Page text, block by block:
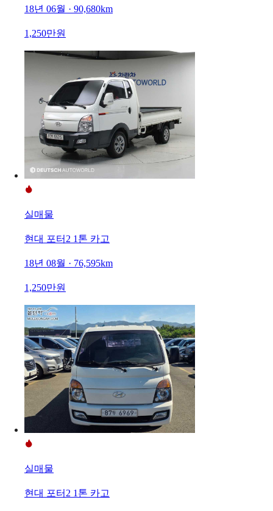
18년 06월 · 90,680km
1,250만원
실매물
현대 포터2 1톤 카고
18년 08월 · 76,595km
1,250만원
실매물
현대 포터2 1톤 카고